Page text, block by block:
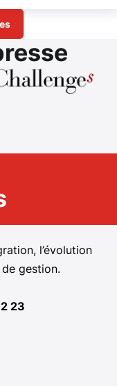
l’évolution
gestion.
23